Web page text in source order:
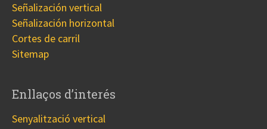
Señalización vertical
Señalización horizontal
Cortes de carril
Sitemap
Enllaços d’interés
Senyalització vertical